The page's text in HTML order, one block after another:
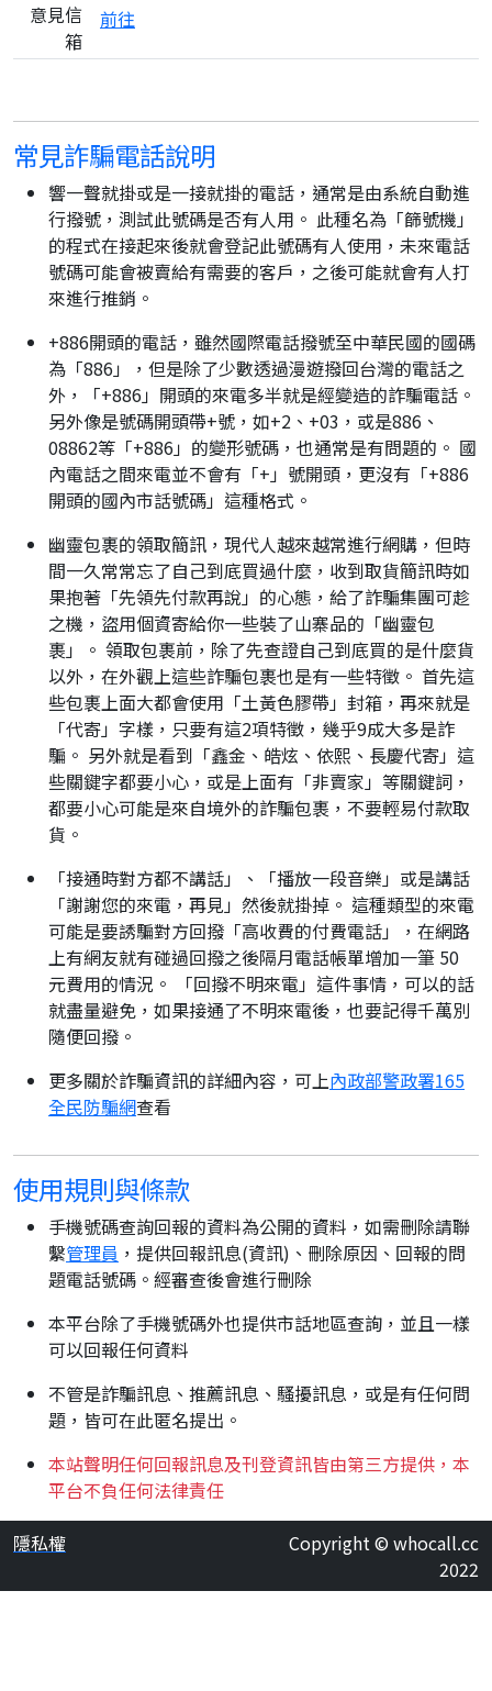
意見信
箱
前往
常見詐騙電話說明
響一聲就掛或是一接就掛的電話，通常是由系統自動進
行撥號，測試此號碼是否有人用。 此種名為「篩號機」
的程式在接起來後就會登記此號碼有人使用，未來電話
號碼可能會被賣給有需要的客戶，之後可能就會有人打
來進行推銷。
+886開頭的電話，雖然國際電話撥號至中華民國的國碼
為「886」，但是除了少數透過漫遊撥回台灣的電話之
外，「+886」開頭的來電多半就是經變造的詐騙電話。
另外像是號碼開頭帶+號，如+2、+03，或是886、
08862等「+886」的變形號碼，也通常是有問題的。 國
內電話之間來電並不會有「+」號開頭，更沒有「+886
開頭的國內市話號碼」這種格式。
幽靈包裹的領取簡訊，現代人越來越常進行網購，但時
間一久常常忘了自己到底買過什麼，收到取貨簡訊時如
果抱著「先領先付款再說」的心態，給了詐騙集團可趁
之機，盜用個資寄給你一些裝了山寨品的「幽靈包
裹」。 領取包裹前，除了先查證自己到底買的是什麼貨
以外，在外觀上這些詐騙包裹也是有一些特徵。 首先這
些包裹上面大都會使用「土黃色膠帶」封箱，再來就是
「代寄」字樣，只要有這2項特徵，幾乎9成大多是詐
騙。 另外就是看到「鑫金、皓炫、依熙、長慶代寄」這
些關鍵字都要小心，或是上面有「非賣家」等關鍵詞，
都要小心可能是來自境外的詐騙包裹，不要輕易付款取
貨。
「接通時對方都不講話」、「播放一段音樂」或是講話
「謝謝您的來電，再見」然後就掛掉。 這種類型的來電
可能是要誘騙對方回撥「高收費的付費電話」，在網路
上有網友就有碰過回撥之後隔月電話帳單增加一筆 50
元費用的情況。 「回撥不明來電」這件事情，可以的話
就盡量避免，如果接通了不明來電後，也要記得千萬別
隨便回撥。
更多關於詐騙資訊的詳細內容，可上內政部警政署165
全民防騙網查看
使用規則與條款
手機號碼查詢回報的資料為公開的資料，如需刪除請聯
繫管理員 ，提供回報訊息(資訊)、刪除原因、回報的問
題電話號碼。經審查後會進行刪除
本平台除了手機號碼外也提供市話地區查詢，並且一樣
可以回報任何資料
不管是詐騙訊息、推薦訊息、騷擾訊息，或是有任何問
題，皆可在此匿名提出。
本站聲明任何回報訊息及刊登資訊皆由第三方提供，本
平台不負任何法律責任
隱私權
Copyright © whocall.cc
2022